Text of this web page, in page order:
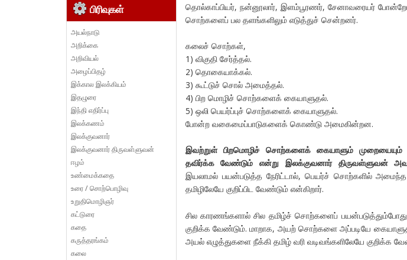
தொல்காப்பியர், நன்னூலார், இளம்பூரணர், சேனாவரையர்
சொற்களைப் பல தளங்களிலும் எடுத்துச் சென்றனர்.
கலைச் சொற்கள்,
1) விகுதி சேர்த்தல்.
2) தொகையாக்கல்.
3) கூட்டுச் சொல் அமைத்தல்.
4) பிற மொழிச் சொற்களைக் கையாளுதல்.
5) ஒலி பெயர்ப்புச் சொற்களைக் கையாளுதல்.
போன்ற வகைமைப்பாடுகளைக் கொண்டு அமைகின்றன.
இவற்றுள் பிறமொழிச் சொற்களைக் கையாளும் முறையையும்
தவிர்க்க வேண்டும் என்று இலக்குவனார் திருவள்ளுவன்
இயலாமல் பயன்படுத்த நேரிட்டால், பெயர்ச் சொற்களில்
தமிழிலேயே குறிப்பிட வேண்டும் என்கிறார்.
சில காரணங்களால் சில தமிழ்ச் சொற்களைப்
குறிக்க வேண்டும். மாறாக, அயற் சொற்களை அப்படியே
அயல் எழுத்துகளை நீக்கி தமிழ் வரி வடிவங்களிலேயே குறிக்க
பிரிவுகள்
அயல்நாடு
அறிக்கை
அறிவியல்
அழைப்பிதழ்
இக்கால இலக்கியம்
இதழுரை
இந்தி எதிர்ப்பு
இலக்கணம்
இலக்குவனார்
இலக்குவனார் திருவள்ளுவன்
ஈழம்
உண்மைக்கதை
உரை / சொற்பொழிவு
உறுதிமொழிஞர்
கட்டுரை
கதை
கருத்தரங்கம்
கலை